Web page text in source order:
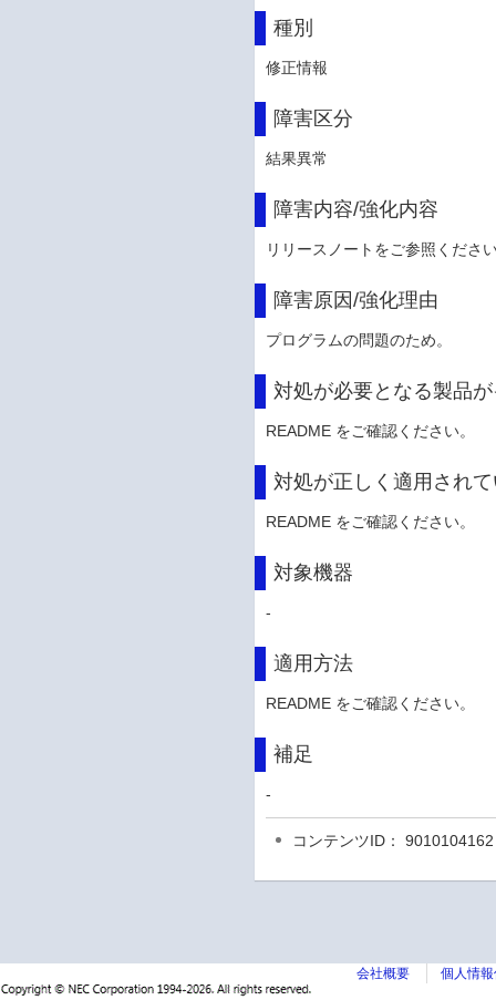
種別
修正情報
障害区分
結果異常
障害内容/強化内容
リリースノートをご参照くださ
障害原因/強化理由
プログラムの問題のため。
対処が必要となる製品
README をご確認ください。
対処が正しく適用され
README をご確認ください。
対象機器
-
適用方法
README をご確認ください。
補足
-
コンテンツID： 9010104162
会社概要 個人情